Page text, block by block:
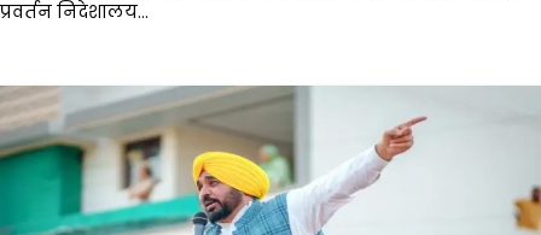
प्रवर्तन निदेशालय…